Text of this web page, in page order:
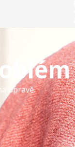
opravě.